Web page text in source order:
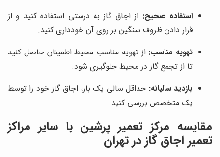
استفاده صحیح: از اجاق گاز به درستی استفاده کنید و از
قرار دادن ظروف سنگین بر روی آن خودداری کنید.
تهویه مناسب: از تهویه مناسب محیط اطمینان حاصل کنید
تا از تجمع گاز در محیط جلوگیری شود.
بازدید سالیانه: حداقل سالی یک بار، اجاق گاز خود را توسط
یک متخصص بررسی کنید.
مقایسه مرکز تعمیر پرشین با سایر مراکز
تعمیر اجاق گاز در تهران